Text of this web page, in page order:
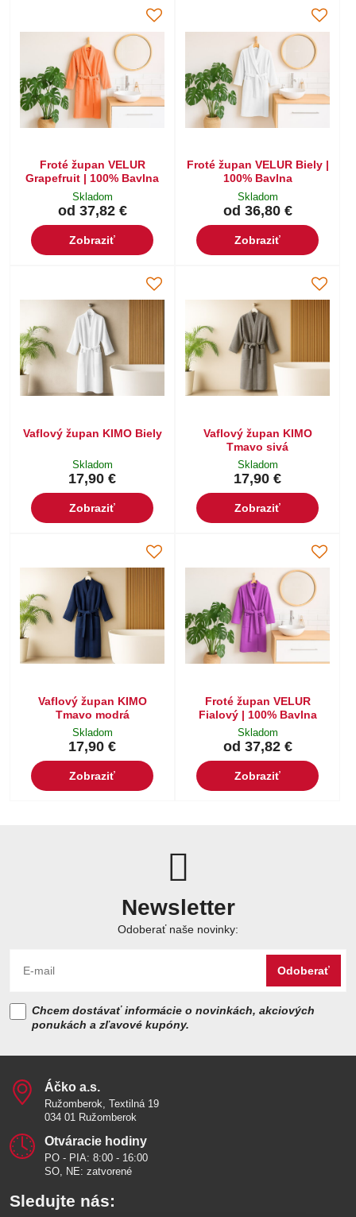
Froté župan VELUR
Grapefruit | 100% Bavlna
Skladom
od 37,82 €
Zobraziť
Froté župan VELUR Biely |
100% Bavlna
Skladom
od 36,80 €
Zobraziť
Vaflový župan KIMO Biely
Skladom
17,90 €
Zobraziť
Vaflový župan KIMO
Tmavo sivá
Skladom
17,90 €
Zobraziť
Vaflový župan KIMO
Tmavo modrá
Skladom
17,90 €
Zobraziť
Froté župan VELUR
Fialový | 100% Bavlna
Skladom
od 37,82 €
Zobraziť
Newsletter
Odoberať naše novinky:
Odoberať
Chcem dostávať informácie o novinkách, akciových
ponukách a zľavové kupóny.
Áčko a​.s​.
Ružomberok, Textilná 19
034 01 Ružomberok
Otváracie hodiny
PO - PIA: 8:00 - 16:00
SO, NE: zatvorené
Sledujte nás: